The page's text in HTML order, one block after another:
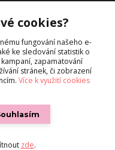
cookies?
fungování našeho e-
ke sledování statistik o
zapamatování
stránek, či zobrazení
Více k využití cookies
zde.